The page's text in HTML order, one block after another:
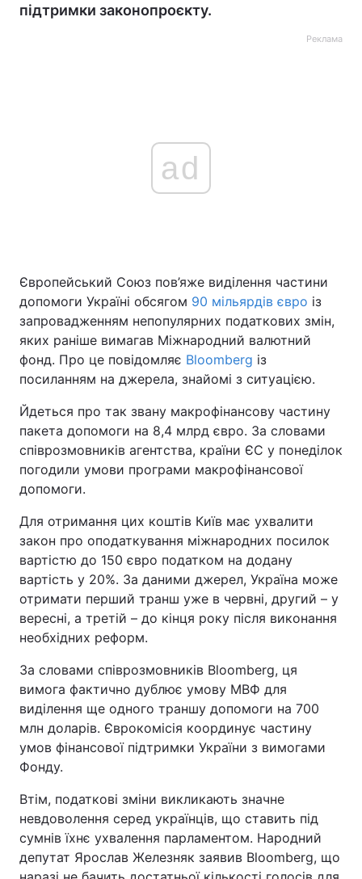
підтримки законопроєкту.
Реклама
ad
Європейський Союз пов’яже виділення частини
допомоги Україні обсягом 90 мільярдів євро із
запровадженням непопулярних податкових змін,
яких раніше вимагав Міжнародний валютний
фонд. Про це повідомляє Bloomberg із
посиланням на джерела, знайомі з ситуацією.
Йдеться про так звану макрофінансову частину
пакета допомоги на 8,4 млрд євро. За словами
співрозмовників агентства, країни ЄС у понеділок
погодили умови програми макрофінансової
допомоги.
Для отримання цих коштів Київ має ухвалити
закон про оподаткування міжнародних посилок
вартістю до 150 євро податком на додану
вартість у 20%. За даними джерел, Україна може
отримати перший транш уже в червні, другий – у
вересні, а третій – до кінця року після виконання
необхідних реформ.
За словами співрозмовників Bloomberg, ця
вимога фактично дублює умову МВФ для
виділення ще одного траншу допомоги на 700
млн доларів. Єврокомісія координує частину
умов фінансової підтримки України з вимогами
Фонду.
Втім, податкові зміни викликають значне
невдоволення серед українців, що ставить під
сумнів їхнє ухвалення парламентом. Народний
депутат Ярослав Железняк заявив Bloomberg, що